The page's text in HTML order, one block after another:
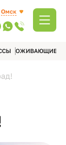
Омск
ОЖИВАЮЩИЕ